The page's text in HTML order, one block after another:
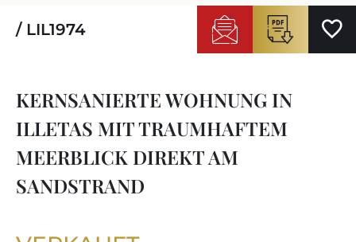
IMMOBILIEN
BAUPROJEKTE
NEUBAUVILLEN
LUXUSIMMOBILIEN
WEINGÜTER
UNSER SERVICE
BOUTIQUE-HOTEL-VERKAUFEN
IHR LUXUSMAKLER AUF MALLORCA
IMMOBILIENMAKLER IN PORT ANDRATX
REGIONEN
IMMOBILIENREGIONEN
LIFESTYLE
CHRISTIE'S
/ LIL1974
KERNSANIERTE WOHNUNG IN
ILLETAS MIT TRAUMHAFTEM
MEERBLICK DIREKT AM
SANDSTRAND